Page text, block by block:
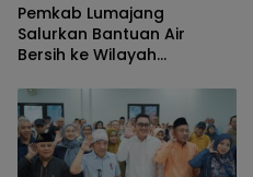
Pemkab Lumajang
Salurkan Bantuan Air
Bersih ke Wilayah